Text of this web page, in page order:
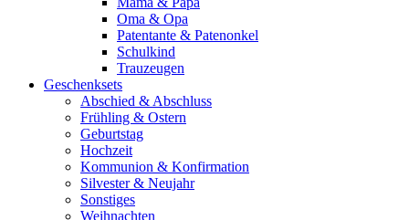
Oma & Opa
Patentante & Patenonkel
Schulkind
Trauzeugen
Geschenksets
Abschied & Abschluss
Frühling & Ostern
Geburtstag
Hochzeit
Kommunion & Konfirmation
Silvester & Neujahr
Sonstiges
Weihnachten